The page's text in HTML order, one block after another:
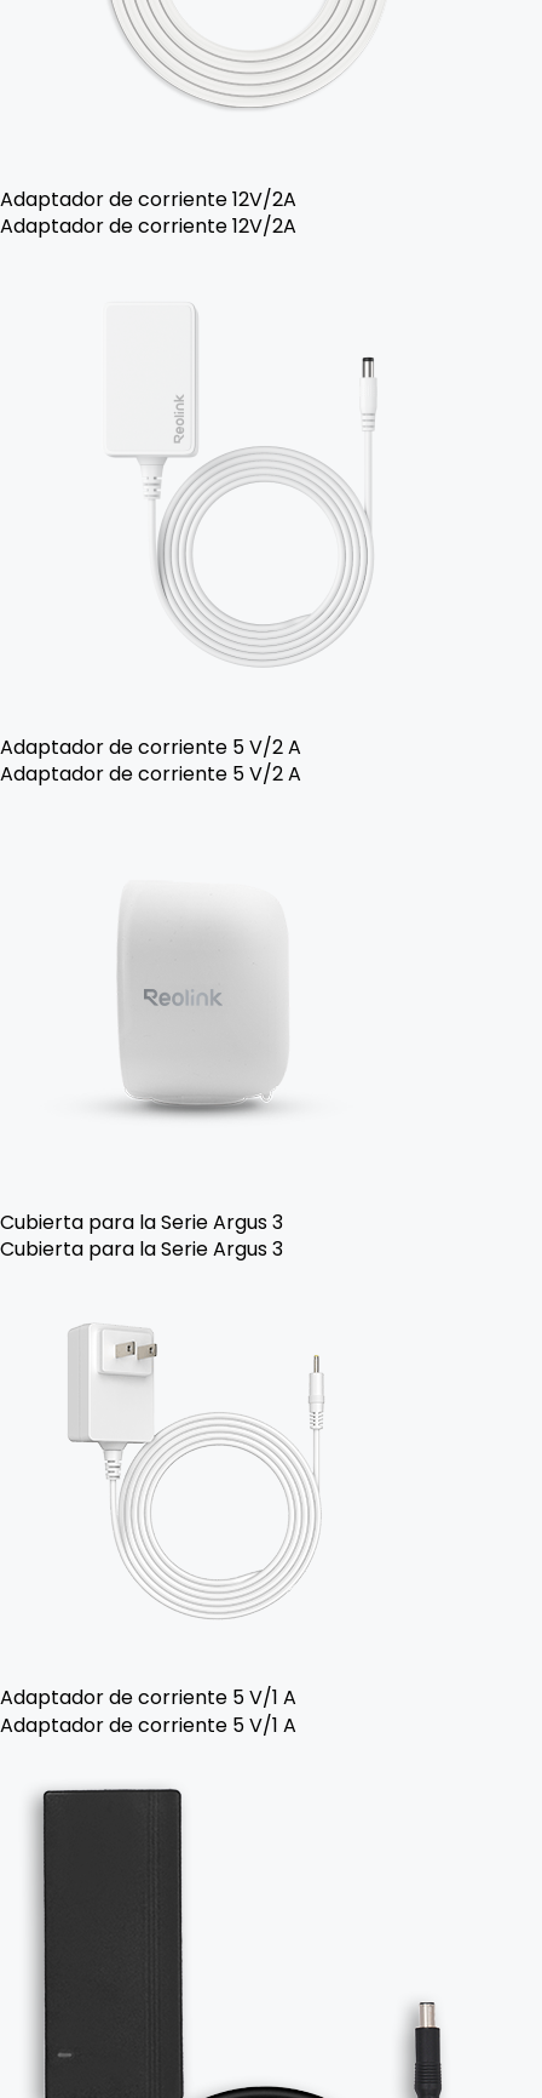
Adaptador de corriente 12V/2A
Adaptador de corriente 12V/2A
Adaptador de corriente 5 V/2 A
Adaptador de corriente 5 V/2 A
Cubierta para la Serie Argus 3
Cubierta para la Serie Argus 3
Adaptador de corriente 5 V/1 A
Adaptador de corriente 5 V/1 A